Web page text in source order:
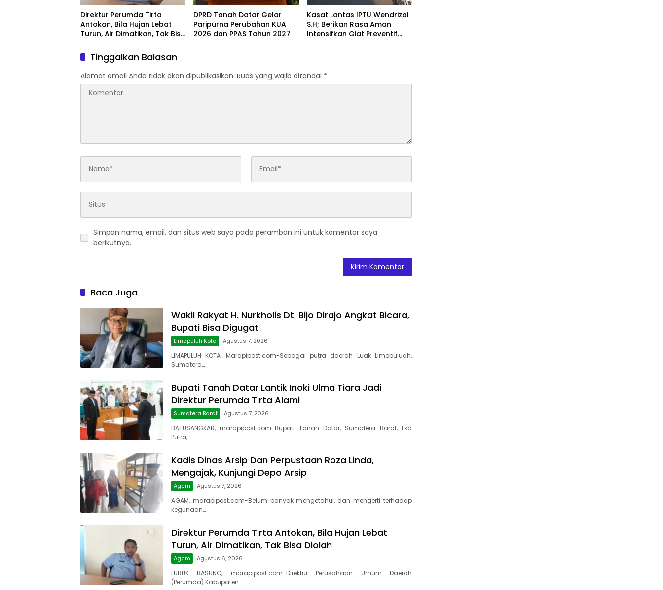
Direktur Perumda Tirta
Antokan, Bila Hujan Lebat
Turun, Air Dimatikan, Tak Bisa
DPRD Tanah Datar Gelar
Paripurna Perubahan KUA
2026 dan PPAS Tahun 2027
Kasat Lantas IPTU Wendrizal
S.H; Berikan Rasa Aman
Intensifkan Giat Preventif
Tinggalkan Balasan
Alamat email Anda tidak akan dipublikasikan. Ruas yang wajib ditandai *
Simpan nama, email, dan situs web saya pada peramban ini untuk komentar saya
berikutnya.
Baca Juga
Wakil Rakyat H. Nurkholis Dt. Bijo Dirajo Angkat Bicara,
Bupati Bisa Digugat
Limapuluh Kota Agustus 7, 2026
LIMAPULUH KOTA, Marapipost.com-Sebagai putra daerah Luak Limopuluah,
Sumatera…
Bupati Tanah Datar Lantik Inoki Ulma Tiara Jadi
Direktur Perumda Tirta Alami
Sumatera Barat Agustus 7, 2026
BATUSANGKAR, marapipost.com-Bupati Tanah Datar, Sumatera Barat, Eka
Putra,…
Kadis Dinas Arsip Dan Perpustaan Roza Linda,
Mengajak, Kunjungi Depo Arsip
Agam Agustus 7, 2026
AGAM, marapipost.com-Belum banyak mengetahui, dan mengerti terhadap
kegunaan…
Direktur Perumda Tirta Antokan, Bila Hujan Lebat
Turun, Air Dimatikan, Tak Bisa Diolah
Agam Agustus 6, 2026
LUBUK BASUNG, marapipost.com-Direktur Perusahaan Umum Daerah
(Perumda) Kabupaten…